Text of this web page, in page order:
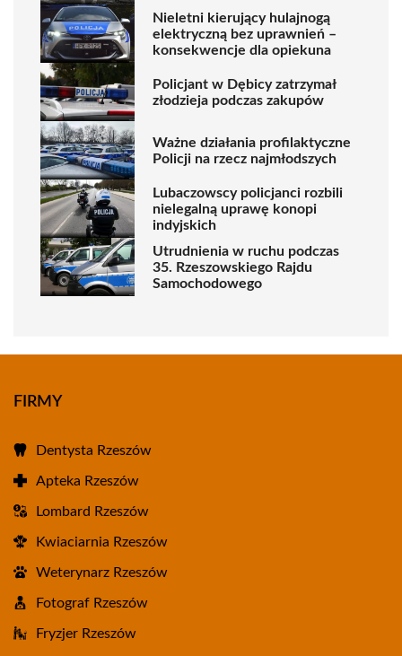
Nieletni kierujący hulajnogą
elektryczną bez uprawnień –
konsekwencje dla opiekuna
Policjant w Dębicy zatrzymał
złodzieja podczas zakupów
Ważne działania profilaktyczne
Policji na rzecz najmłodszych
Lubaczowscy policjanci rozbili
nielegalną uprawę konopi
indyjskich
Utrudnienia w ruchu podczas
35. Rzeszowskiego Rajdu
Samochodowego
FIRMY
Dentysta Rzeszów
Apteka Rzeszów
Lombard Rzeszów
Kwiaciarnia Rzeszów
Weterynarz Rzeszów
Fotograf Rzeszów
Fryzjer Rzeszów